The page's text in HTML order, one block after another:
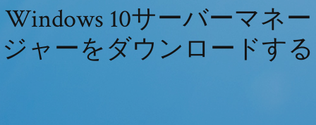
Windows 10サーバーマネー
ジャーをダウンロードする